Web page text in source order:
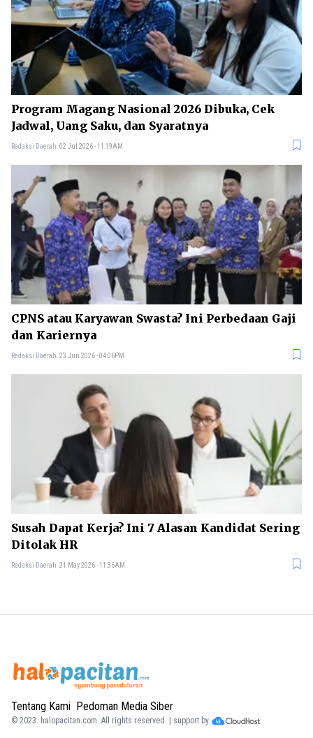
Program Magang Nasional 2026 Dibuka, Cek
Jadwal, Uang Saku, dan Syaratnya
Redaksi Daerah 02 Jul 2026 - 11:19AM
CPNS atau Karyawan Swasta? Ini Perbedaan Gaji
dan Kariernya
Redaksi Daerah 23 Jun 2026 - 04:06PM
Susah Dapat Kerja? Ini 7 Alasan Kandidat Sering
Ditolak HR
Redaksi Daerah 21 May 2026 - 11:36AM
Tentang Kami Pedoman Media Siber
© 2023. halopacitan.com. All rights reserved. | support by